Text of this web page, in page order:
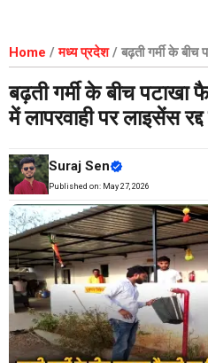
Home /मध्य प्रदेश/ बढ़ती गर्मी के बीच
लापरवाही पर लाइसेंस रद्द करने की चेतावनी
बढ़ती गर्मी के बीच पटाखा
में लापरवाही पर लाइसेंस
Suraj Sen
Published on: May 27, 2026